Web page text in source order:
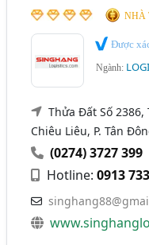
NHÀ
Được
Ngành:
Thửa Đất Số 2386,
Chiêu Liêu, P. Tân
(0274) 3727 399
Hotline:0913